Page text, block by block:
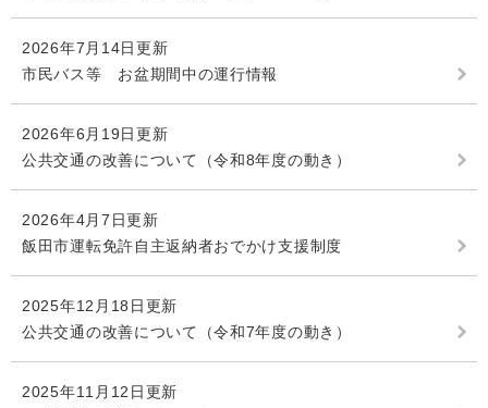
2026年7月14日更新
市民バス等 お盆期間中の運行情報
2026年6月19日更新
公共交通の改善について（令和8年度の動き）
2026年4月7日更新
飯田市運転免許自主返納者おでかけ支援制度
2025年12月18日更新
公共交通の改善について（令和7年度の動き）
2025年11月12日更新